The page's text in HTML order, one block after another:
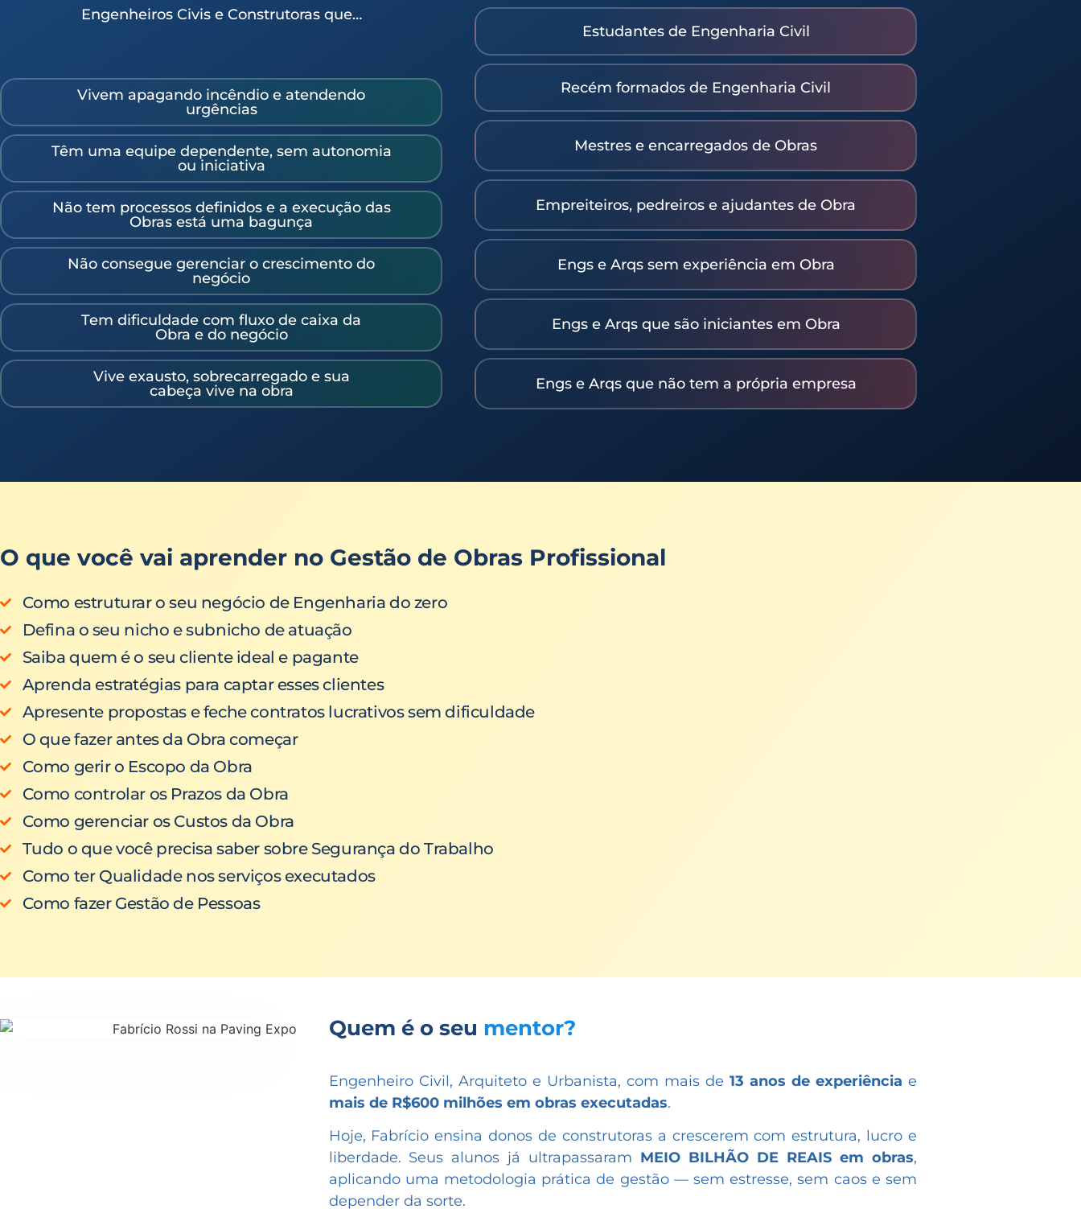
Engenheiros Civis e Construtoras que…
Vivem apagando incêndio e atendendo
urgências
Têm uma equipe dependente, sem autonomia
ou iniciativa
Não tem processos definidos e a execução das
Obras está uma bagunça
Não consegue gerenciar o crescimento do
negócio
Tem dificuldade com fluxo de caixa da
Obra e do negócio
Vive exausto, sobrecarregado e sua
cabeça vive na obra
Estudantes de Engenharia Civil
Recém formados de Engenharia Civil
Mestres e encarregados de Obras
Empreiteiros, pedreiros e ajudantes de Obra
Engs e Arqs sem experiência em Obra
Engs e Arqs que são iniciantes em Obra
Engs e Arqs que não tem a própria empresa
O que você vai aprender no Gestão de Obras Profissional
Como estruturar o seu negócio de Engenharia do zero
Defina o seu nicho e subnicho de atuação
Saiba quem é o seu cliente ideal e pagante
Aprenda estratégias para captar esses clientes
Apresente propostas e feche contratos lucrativos sem dificuldade
O que fazer antes da Obra começar
Como gerir o Escopo da Obra
Como controlar os Prazos da Obra
Como gerenciar os Custos da Obra
Tudo o que você precisa saber sobre Segurança do Trabalho
Como ter Qualidade nos serviços executados
Como fazer Gestão de Pessoas
Quem é o seu mentor?
Engenheiro Civil, Arquiteto e Urbanista, com mais de 13 anos de experiência e
mais de R$600 milhões em obras executadas.
Hoje, Fabrício ensina donos de construtoras a crescerem com estrutura, lucro e
liberdade. Seus alunos já ultrapassaram MEIO BILHÃO DE REAIS em obras,
aplicando uma metodologia prática de gestão — sem estresse, sem caos e sem
depender da sorte.